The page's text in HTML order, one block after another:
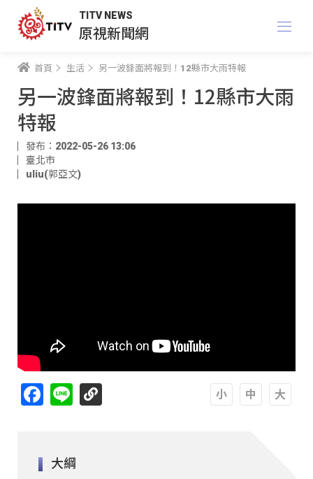
TITV NEWS
原視新聞網
首頁 生活 另一波鋒面將報到！12縣市大雨特報
另一波鋒面將報到！12縣市大雨
特報
發布：2022-05-26 13:06
臺北市
uliu(郭亞文)
Facebook
Line
大綱